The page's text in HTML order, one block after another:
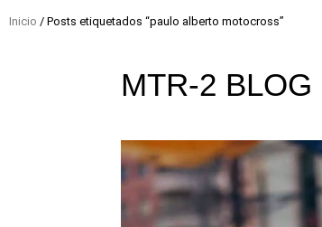
Inicio / Posts etiquetados “paulo alberto motocross”
MTR-2 BLOG